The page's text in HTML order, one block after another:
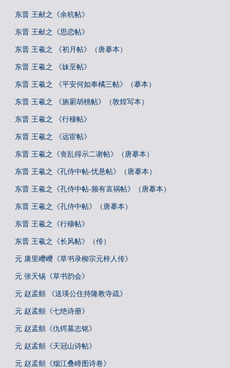
东晋 王献之《余杭帖》
东晋 王献之《思恋帖》
东晋 王羲之 《初月帖》（唐摹本）
东晋 王羲之 《妹至帖》
东晋 王羲之 《平安何如奉橘三帖》（摹本）
东晋 王羲之 《旃罽胡桃帖》（敦煌写本）
东晋 王羲之 《行穰帖》
东晋 王羲之 《远宦帖》
东晋 王羲之《丧乱得示二谢帖》（唐摹本）
东晋 王羲之《孔侍中帖-忧悬帖》（唐摹本）
东晋 王羲之《孔侍中帖-频有哀祸帖》（唐摹本）
东晋 王羲之《孔侍中帖》（唐摹本）
东晋 王羲之《行穰帖》
东晋 王羲之《长风帖》（传）
元 康里巎巎《草书录柳宗元梓人传》
元 张天锡《草书韵会》
元 赵孟頫 《送瑛公住持隆教寺疏》
元 赵孟頫《七绝诗册》
元 赵孟頫《仇锷墓志铭》
元 赵孟頫《天冠山诗帖》
元 赵孟頫《烟江叠嶂图诗卷》